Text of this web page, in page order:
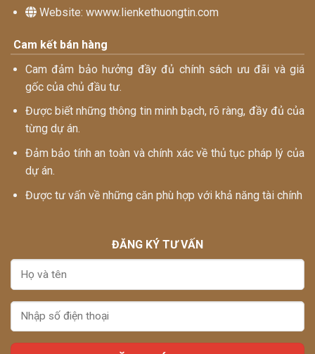
Website: wwww.lienkethuongtin.com
Cam kết bán hàng
Cam đảm bảo hưởng đầy đủ chính sách ưu đãi và giá
gốc của chủ đầu tư.
Được biết những thông tin minh bạch, rõ ràng, đầy đủ của
từng dự án.
Đảm bảo tính an toàn và chính xác về thủ tục pháp lý của
dự án.
Được tư vấn về những căn phù hợp với khả năng tài chính
ĐĂNG KÝ TƯ VẤN